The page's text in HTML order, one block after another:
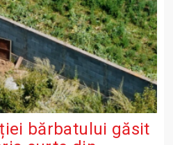
bărbatului găsit